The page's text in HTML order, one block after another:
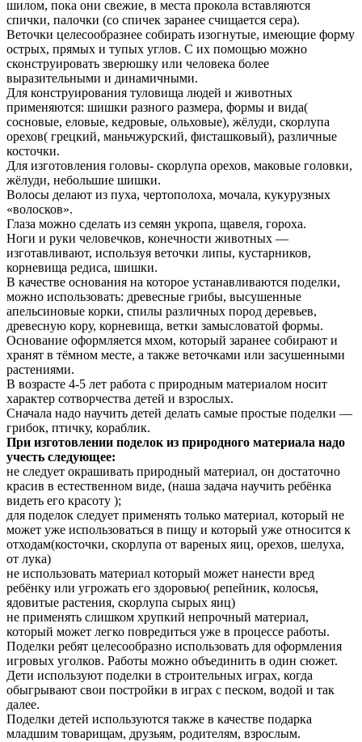
шилом, пока они свежие, в места прокола вставляются
спички, палочки (со спичек заранее счищается сера).
Веточки целесообразнее собирать изогнутые, имеющие форму
острых, прямых и тупых углов. С их помощью можно
сконструировать зверюшку или человека более
выразительными и динамичными.
Для конструирования туловища людей и животных
применяются: шишки разного размера, формы и вида(
сосновые, еловые, кедровые, ольховые), жёлуди, скорлупа
орехов( грецкий, маньчжурский, фисташковый), различные
косточки.
Для изготовления головы- скорлупа орехов, маковые головки,
жёлуди, небольшие шишки.
Волосы делают из пуха, чертополоха, мочала, кукурузных
«волосков».
Глаза можно сделать из семян укропа, щавеля, гороха.
Ноги и руки человечков, конечности животных —
изготавливают, используя веточки липы, кустарников,
корневища редиса, шишки.
В качестве основания на которое устанавливаются поделки,
можно использовать: древесные грибы, высушенные
апельсиновые корки, спилы различных пород деревьев,
древесную кору, корневища, ветки замысловатой формы.
Основание оформляется мхом, который заранее собирают и
хранят в тёмном месте, а также веточками или засушенными
растениями.
В возрасте 4-5 лет работа с природным материалом носит
характер сотворчества детей и взрослых.
Сначала надо научить детей делать самые простые поделки —
грибок, птичку, кораблик.
При изготовлении поделок из природного материала надо
учесть следующее:
не следует окрашивать природный материал, он достаточно
красив в естественном виде, (наша задача научить ребёнка
видеть его красоту );
для поделок следует применять только материал, который не
может уже использоваться в пищу и который уже относится к
отходам(косточки, скорлупа от вареных яиц, орехов, шелуха,
от лука)
не использовать материал который может нанести вред
ребёнку или угрожать его здоровью( репейник, колосья,
ядовитые растения, скорлупа сырых яиц)
не применять слишком хрупкий непрочный материал,
который может легко повредиться уже в процессе работы.
Поделки ребят целесообразно использовать для оформления
игровых уголков. Работы можно объединить в один сюжет.
Дети используют поделки в строительных играх, когда
обыгрывают свои постройки в играх с песком, водой и так
далее.
Поделки детей используются также в качестве подарка
младшим товарищам, друзьям, родителям, взрослым.